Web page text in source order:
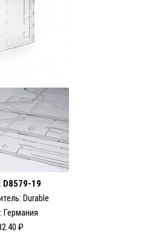
D8579-19
Durable
Германия
₽